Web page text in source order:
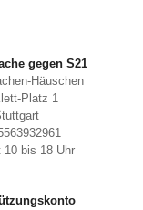
gegen S21
Häuschen
Platz 1
10 bis 18 Uhr